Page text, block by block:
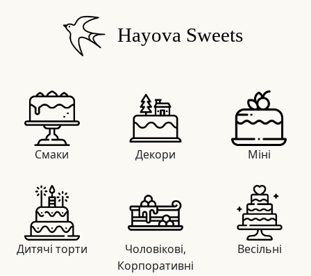
Hayova Sweets
Смаки Декори Міні
Дитячі торти
Чоловікові,
Корпоративні
Весільні